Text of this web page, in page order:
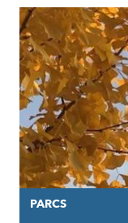
PARCS